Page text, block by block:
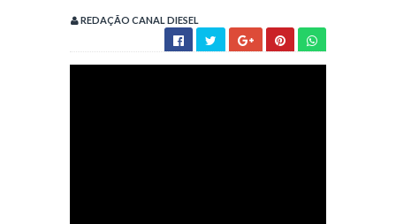
REDAÇÃO CANAL DIESEL